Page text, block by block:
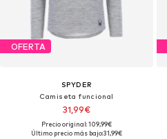
OFERTA
SPYDER
Camiseta funcional
31,99€
Precio original: 109,99€
Último precio más bajo:31,99€